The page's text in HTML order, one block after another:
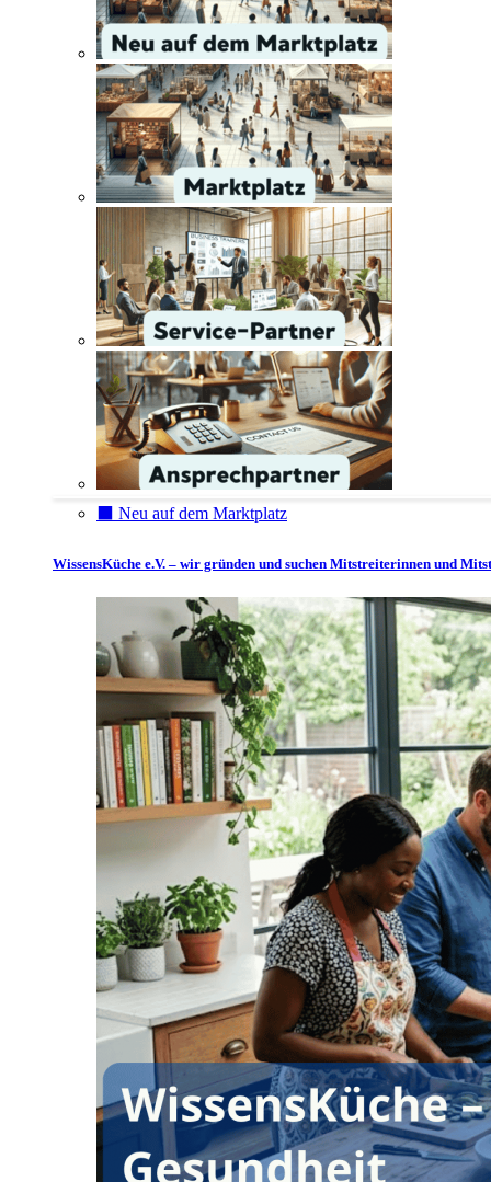
⬛️ Neu auf dem Marktplatz
WissensKüche e.V. – wir gründen und suchen Mitstreiterinnen und